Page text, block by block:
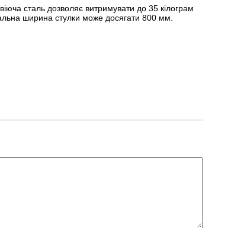
сталь дозволяє витримувати до 35 кілограм
ширина стулки може досягати 800 мм.